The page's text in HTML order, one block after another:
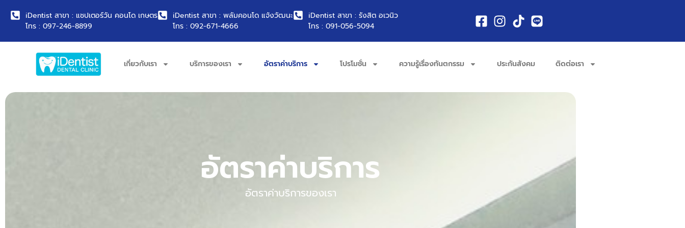
iDentist สาขา : แชปเตอร์วัน คอนโด เกษตร
โทร : 097-246-8899
iDentist สาขา : พลัมคอนโด แจ้งวัฒนะ
โทร : 092-671-4666
iDentist สาขา : รังสิต อเวนิว
โทร : 091-056-5094
เกี่ยวกับเรา บริการของเรา อัตราค่าบริการ โปรโมชั่น ความรู้เรื่องทันตกรรม ประกันสังคม ติดต่อเรา
อัตราค่าบริการ
อัตราค่าบริการของเรา